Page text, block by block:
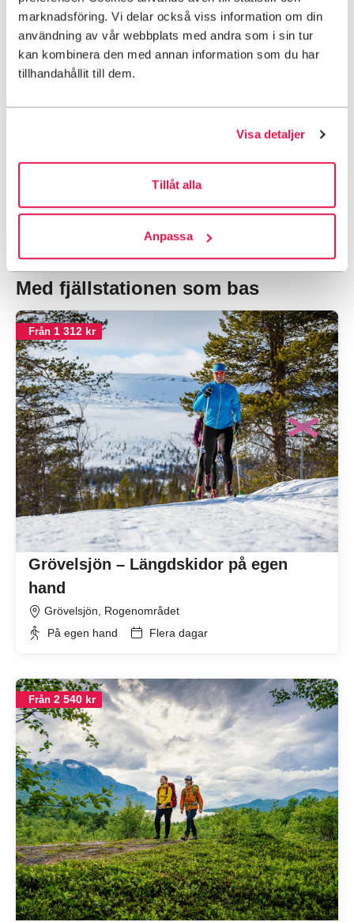
marknadsföring. Vi delar också viss information om din
användning av vår webbplats med andra som i sin tur
kan kombinera den med annan information som du har
tillhandahållit till dem.
Visa detaljer
Tillåt alla
Anpassa
Med fjällstationen som bas
Grövelsjön – Längdskidor på egen
hand
Grövelsjön, Rogenområdet
På egen hand
Flera dagar
Från 1 312 kr
Från 2 540 kr